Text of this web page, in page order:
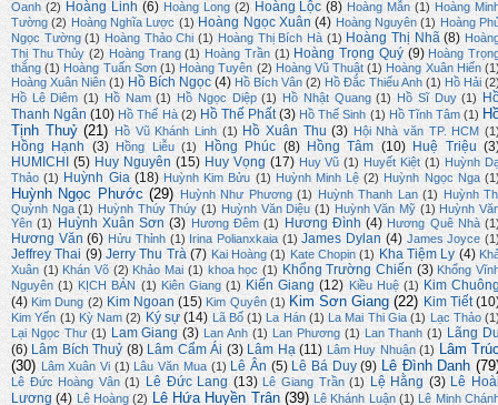
Oanh (2) Hoàng Linh (6) Hoàng Long (2) Hoàng Lộc (8) Hoàng Mẫn (1) Hoàng
Tường (2) Hoàng Nghĩa Lược (1) Hoàng Ngọc Xuân (4) Hoàng Nguyên (1) Hoàng
Ngọc Tường (1) Hoàng Thảo Chi (1) Hoàng Thị Bích Hà (1) Hoàng Thị Nhã (8)
Thị Thu Thủy (2) Hoàng Trang (1) Hoàng Trần (1) Hoàng Trọng Quý (9) Hoàng
thắng (1) Hoàng Tuấn Sơn (1) Hoàng Tuyên (2) Hoàng Vũ Thuật (1) Hoàng Xuân Hiến
Hoàng Xuân Niên (1) Hồ Bích Ngọc (4) Hồ Bích Vân (2) Hồ Đắc Thiếu Anh (1) Hồ Hải
Hồ Lê Diêm (1) Hồ Nam (1) Hồ Ngọc Diệp (1) Hồ Nhật Quang (1) Hồ Sĩ Duy (1)
Thanh Ngân (10) Hồ Thế Hà (2) Hồ Thế Phất (3) Hồ Thế Sinh (1) Hồ Tĩnh Tâm (1)
Tịnh Thuỷ (21) Hồ Vũ Khánh Linh (1) Hồ Xuân Thu (3) Hội Nhà văn TP. HCM
Hồng Hạnh (3) Hồng Liễu (1) Hồng Phúc (8) Hồng Tâm (10) Huệ Triệu
HUMICHI
(5) Huy Nguyên (15) Huy Vọng (17) Huy Vũ (1) Huyết Kiệt (1) Huỳnh
Thảo (1) Huỳnh Gia (18) Huỳnh Kim Bửu (1) Huỳnh Minh Lệ (2) Huỳnh Ngọc Nga
Huỳnh Ngọc Phước (29) Huỳnh Như Phương (1) Huỳnh Thanh Lan (1)
Huỳnh
Quỳnh Nga (1) Huỳnh Thúy Thúy (1) Huỳnh Văn Diệu (1) Huỳnh Văn Mỹ (1) Huỳnh
Yên (1) Huỳnh Xuân Sơn (3) Hương Đêm (1) Hương Đình (4) Hương Quê Nhà
Hương Văn (6) Hửu Thỉnh (1) Irina Polianxkaia (1) James Dylan (4) James Joyce
Jeffrey Thai (9) Jerry Thu Trà (7) Kai Hoàng (1) Kate Chopin (1) Kha Tiệm Ly (4)
Xuân (1) Khán Võ (2) Khảo Mai (1) khoa học (1) Khổng Trường Chiến (3) Khổng
Nguyên (1) KỊCH BẢN (1) Kiên Giang (1) Kiến Giang (12) Kiều Huệ (1) Kim
(4) Kim Dung (2) Kim Ngoan (15) Kim Quyên (1) Kim Sơn Giang (22) Kim Tiết
Kim Yến (1) Kỳ Nam (2) Ký sự (14) Lã Bố (1) La Hán (1) La Mai Thi Gia (1) Lạc Thảo
Lại Ngọc Thư (1) Lam Giang (3) Lan Anh (1) Lan Phương (1) Lan Thanh (1) Lãng
(6) Lâm Bích Thuỷ (8) Lâm Cẩm Ái (3) Lâm Hạ (11) Lâm Huy Nhuận (1) Lâm
(30) Lâm Xuân Vi (1) Lâu Văn Mua (1) Lê Ân (5) Lê Bá Duy (9) Lê Đình Danh
Lê Đức Hoàng Vân (1) Lê Đức Lang (13) Lê Giang Trần (1) Lệ Hằng (3) Lê
Lương (4) Lê Hoàng (2) Lê Hứa Huyền Trân (39) Lê Khánh Luận (1) Lê Minh